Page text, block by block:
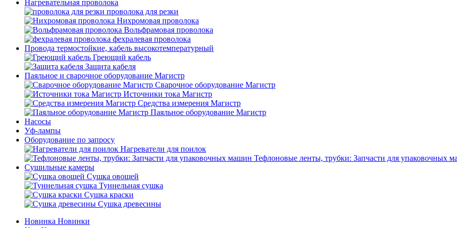
Нагревательная проволока
проволока для резки
Нихромовая проволока
Вольфрамовая проволока
фехралевая проволока
Провода термостойкие, кабель высокотемпературный
Греющий кабель
Защита кабеля
Паяльное и сварочное оборудование Магистр
Сварочное оборудование Магистр
Источники тока Магистр
Средства измерения Магистр
Паяльное оборудование Магистр
Насосы
Уф-лампы
Оборудование по запросу
Нагреватели для поилок
Тефлоновые ленты, трубки: Запчасти для упаковочных
Сушильные камеры
Сушка овощей
Туннельная сушка
Сушка краски
Сушка древесины
Новинка Новинки